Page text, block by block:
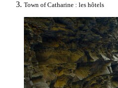
Town of Catharine : les hôtels